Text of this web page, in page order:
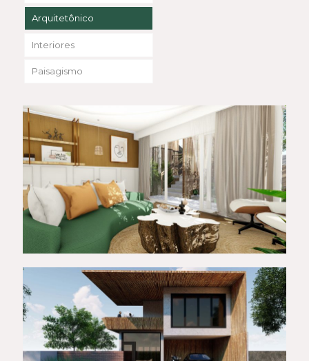
Arquitetônico
Interiores
Paisagismo
Consultório de Psicologia –
Pisché
ECORESIDÊNCIA – ALTO
PADRÃO